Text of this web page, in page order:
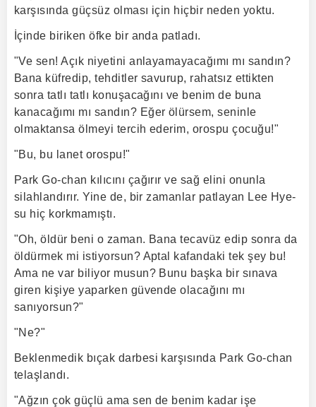
karşısında güçsüz olması için hiçbir neden yoktu.
İçinde biriken öfke bir anda patladı.
"Ve sen! Açık niyetini anlayamayacağımı mı sandın?
Bana küfredip, tehditler savurup, rahatsız ettikten
sonra tatlı tatlı konuşacağını ve benim de buna
kanacağımı mı sandın? Eğer ölürsem, seninle
olmaktansa ölmeyi tercih ederim, orospu çocuğu!"
"Bu, bu lanet orospu!"
Park Go-chan kılıcını çağırır ve sağ elini onunla
silahlandırır. Yine de, bir zamanlar patlayan Lee Hye-
su hiç korkmamıştı.
"Oh, öldür beni o zaman. Bana tecavüz edip sonra da
öldürmek mi istiyorsun? Aptal kafandaki tek şey bu!
Ama ne var biliyor musun? Bunu başka bir sınava
giren kişiye yaparken güvende olacağını mı
sanıyorsun?"
"Ne?"
Beklenmedik bıçak darbesi karşısında Park Go-chan
telaşlandı.
"Ağzın çok güçlü ama sen de benim kadar işe